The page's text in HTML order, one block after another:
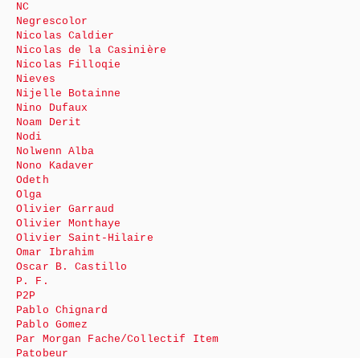
NC
Negrescolor
Nicolas Caldier
Nicolas de la Casinière
Nicolas Filloqie
Nieves
Nijelle Botainne
Nino Dufaux
Noam Derit
Nodi
Nolwenn Alba
Nono Kadaver
Odeth
Olga
Olivier Garraud
Olivier Monthaye
Olivier Saint-Hilaire
Omar Ibrahim
Oscar B. Castillo
P. F.
P2P
Pablo Chignard
Pablo Gomez
Par Morgan Fache/Collectif Item
Patobeur